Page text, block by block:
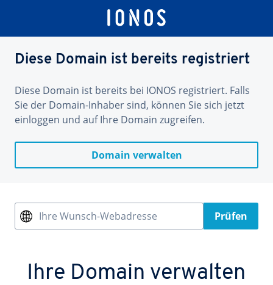
Diese Domain ist bereits registriert
Diese Domain ist bereits bei IONOS registriert. Falls
Sie der Domain-Inhaber sind, können Sie sich jetzt
einloggen und auf Ihre Domain zugreifen.
Domain verwalten
Ihre Wunsch-Webadresse Prüfen
Ihre Domain verwalten